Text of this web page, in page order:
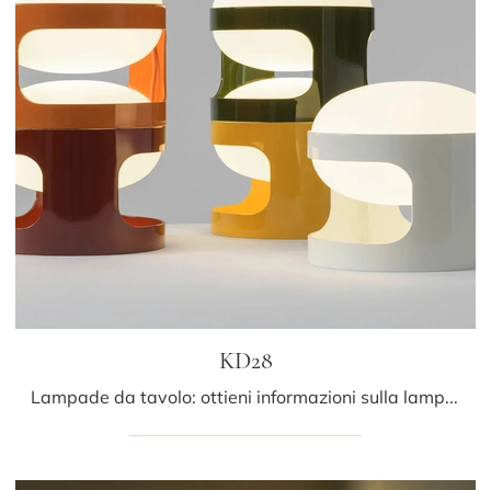
KD28
Lampade da tavolo: ottieni informazioni sulla lampada KD28 in plastica che ti presentiamo.